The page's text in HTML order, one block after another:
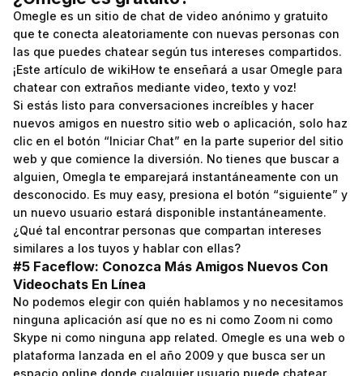
Omegle es un sitio de chat de video anónimo y gratuito
que te conecta aleatoriamente con nuevas personas con
las que puedes chatear según tus intereses compartidos.
¡Este artículo de wikiHow te enseñará a usar Omegle para
chatear con extraños mediante video, texto y voz!
Si estás listo para conversaciones increíbles y hacer
nuevos amigos en nuestro sitio web o aplicación, solo haz
clic en el botón “Iniciar Chat” en la parte superior del sitio
web y que comience la diversión. No tienes que buscar a
alguien, Omegla te emparejará instantáneamente con un
desconocido. Es muy easy, presiona el botón “siguiente” y
un nuevo usuario estará disponible instantáneamente.
¿Qué tal encontrar personas que compartan intereses
similares a los tuyos y hablar con ellas?
#5 Faceflow: Conozca Más Amigos Nuevos Con
Videochats En Línea
No podemos elegir con quién hablamos y no necesitamos
ninguna aplicación así que no es ni como Zoom ni como
Skype ni como ninguna app related. Omegle es una web o
plataforma lanzada en el año 2009 y que busca ser un
espacio online donde cualquier usuario puede chatear